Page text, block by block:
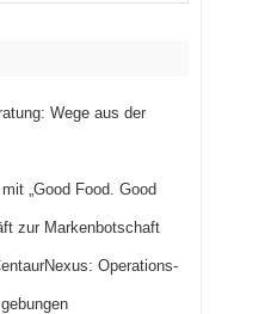
Wege aus der
„Good Food. Good
zur Markenbotschaft
Operations-